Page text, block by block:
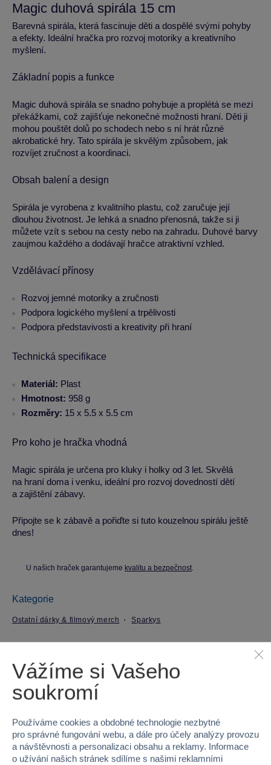
Magic duhová spirála 15 cm
Barevná spirála, která fascinuje děti a dospělé svými pohyby
a efekty. Ideální hračka pro rozvoj motoriky a kreativního
myšlení.
Základní popis a funkce
Magic duhová spirála se snadno pohybuje a proplétá se mezi
překážkami, což zajišťuje nekonečné možnosti hraní. Děti ji
mohou pouštět dolů po schodech nebo s ní hrát různé
akrobatické hry. Tato spirála je skvělým způsobem, jak
rozvíjet zručnost a koordinaci.
Obsah balení a design
Spirála je vyrobena z kvalitního plastu, což zaručuje její
dlouhou životnost. Je lehká a snadno přenosná, takže si ji
můžete vzít s sebou na cesty nebo na zahradu. Duhové barvy
zaujmou každého a dodávají hračce atraktivní vzhled.
Vzdělávací přínosy
Rozvoj jemné motoriky a zručnosti
Podpora logického myšlení a trpělivosti
Podpora představivosti a kreativity při hraní
Technická specifikace
Materiál: Plast
Hmotnost: 958 g
Rozměry: 15 x 5.5 x 5.5 cm
Pro koho je hračka vhodná
Magic spirála je určena pro kluky i holky od 3 let. Skvělá
na hraní doma i venku, ideální pro rozvoj dovedností dětí
a zajištění zábavy.
Připojte se k zábavě a pořiďte si tuto kouzelnou spirálu ještě
dnes!
U našich hraček garantujeme kvalitu a bezpečnost.
Kategorie
Ostatní dárky & filmový merch Sparkys
Značka Sparkys
Vážíme si Vašeho
soukromí
Používáme cookies a obdobné technologie nezbytné
pro správné fungování webu, a dále pro účely analýzy provozu
a návštěvnosti a personalizaci obsahu a reklamy. Informace
o užívání našich stránek sdílíme s našimi reklamními